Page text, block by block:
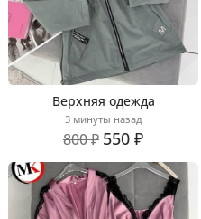
Верхняя одежда
3 минуты назад
800 ₽ 550 ₽